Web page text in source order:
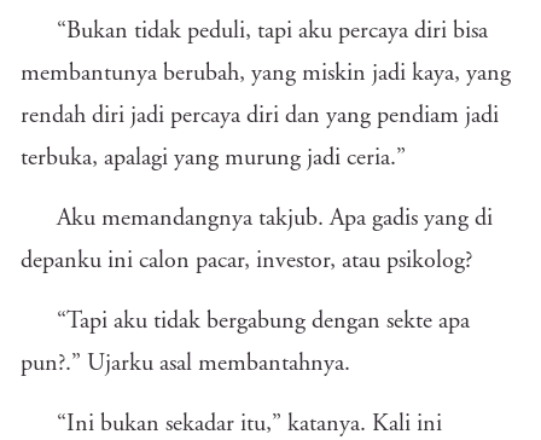
“Bukan tidak peduli, tapi aku percaya diri bisa
membantunya berubah, yang miskin jadi kaya, yang
rendah diri jadi percaya diri dan yang pendiam jadi
terbuka, apalagi yang murung jadi ceria.”
Aku memandangnya takjub. Apa gadis yang di
depanku ini calon pacar, investor, atau psikolog?
“Tapi aku tidak bergabung dengan sekte apa
pun?.” Ujarku asal membantahnya.
“Ini bukan sekadar itu,” katanya. Kali ini